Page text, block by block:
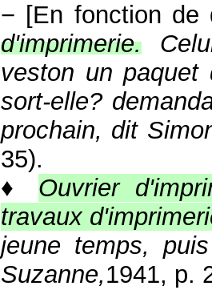
− [En fonction de
d'imprimerie.
veston un paquet
sort-elle?
prochain, dit
35).
♦ Ouvrier
travaux
jeune temps,
Suzanne,1941, p.